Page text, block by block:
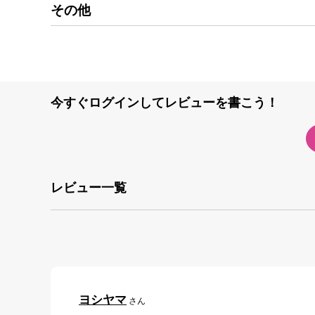
その他
今すぐログインしてレビューを書こう！
レビュー一覧
ヨシヤマ さん